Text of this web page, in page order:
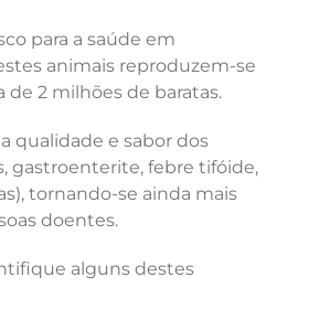
para a saúde em
animais reproduzem-se
2 milhões de baratas.
qualidade e sabor dos
gastroenterite, febre tifóide,
tornando-se ainda mais
doentes.
alguns destes